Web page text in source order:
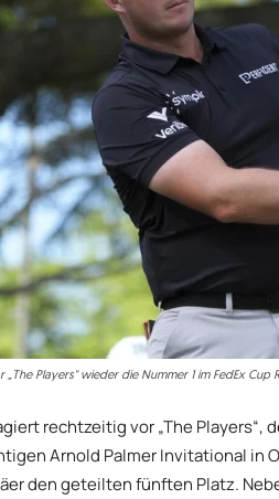
„The Players" wieder die Nummer 1 im FedEx Cup
rechtzeitig vor „The
Arnold Palmer Invitational in
den geteilten fünften Platz.